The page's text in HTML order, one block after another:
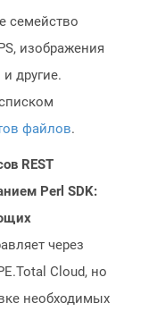
семейство
изображения
и другие.
файлов.
REST
Perl SDK:
через
Cloud, но
необходимых